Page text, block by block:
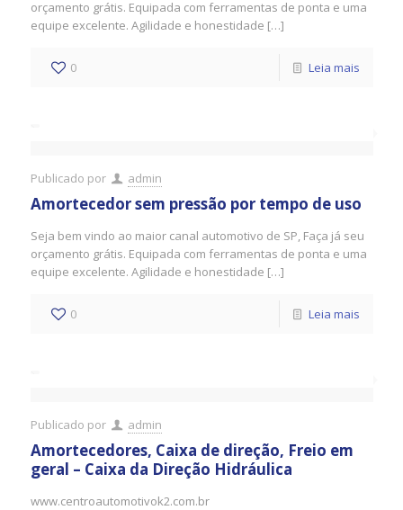
orçamento grátis. Equipada com ferramentas de ponta e uma
equipe excelente. Agilidade e honestidade […]
0 Leia mais
Publicado por admin
Amortecedor sem pressão por tempo de uso
Seja bem vindo ao maior canal automotivo de SP, Faça já seu
orçamento grátis. Equipada com ferramentas de ponta e uma
equipe excelente. Agilidade e honestidade […]
0 Leia mais
Publicado por admin
Amortecedores, Caixa de direção, Freio em
geral – Caixa da Direção Hidráulica
www.centroautomotivok2.com.br